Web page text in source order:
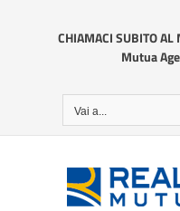
contenutoCHIAMACI SUBITO
Mutua
Vai a...